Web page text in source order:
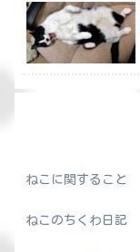
ねこに関すること
ねこのちくわ日記